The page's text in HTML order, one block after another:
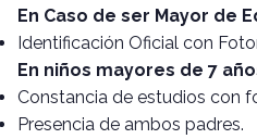
En Caso de ser Mayor de
Identificación Oficial con
En niños mayores de 7
Constancia de estudios con
Presencia de ambos padres.